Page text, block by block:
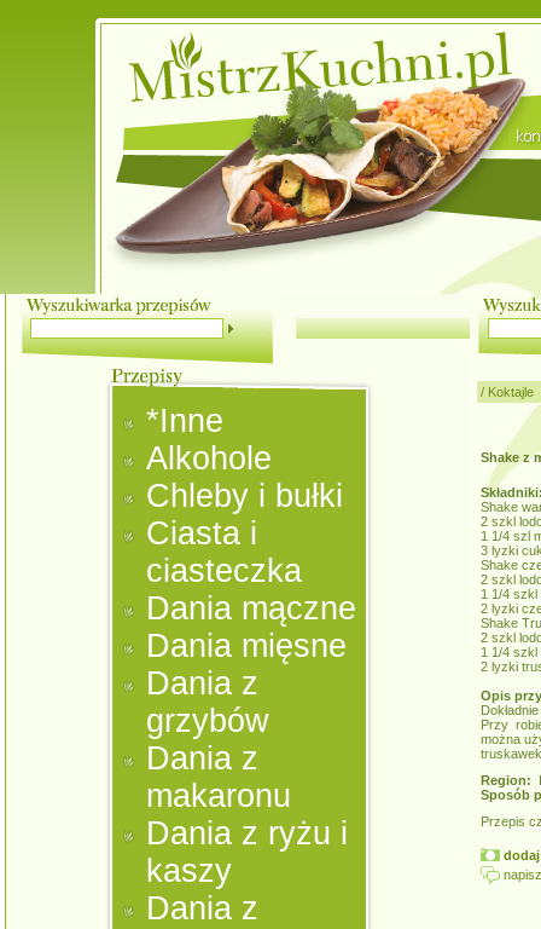
*Inne
Alkohole
Chleby i bułki
Ciasta i
ciasteczka
Dania mączne
Dania mięsne
Dania z
grzybów
Dania z
makaronu
Dania z ryżu i
kaszy
Dania z
/ Koktajle
Shake z
Shake
2 szkl
1 1/4 szl
3 lyzki
Shake
2 szkl
1 1/4 szkl
2 lyzki
Shake
2 szkl
1 1/4 szkl
2 lyzki
Opis
Przy
można
Region:
Sposób
Przepis